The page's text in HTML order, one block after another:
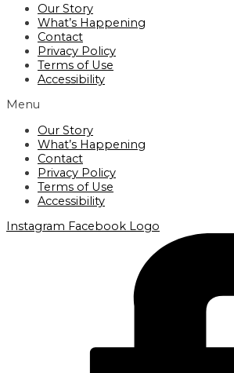
Our Story
What’s Happening
Contact
Privacy Policy
Terms of Use
Accessibility
Menu
Our Story
What’s Happening
Contact
Privacy Policy
Terms of Use
Accessibility
Instagram Facebook Logo